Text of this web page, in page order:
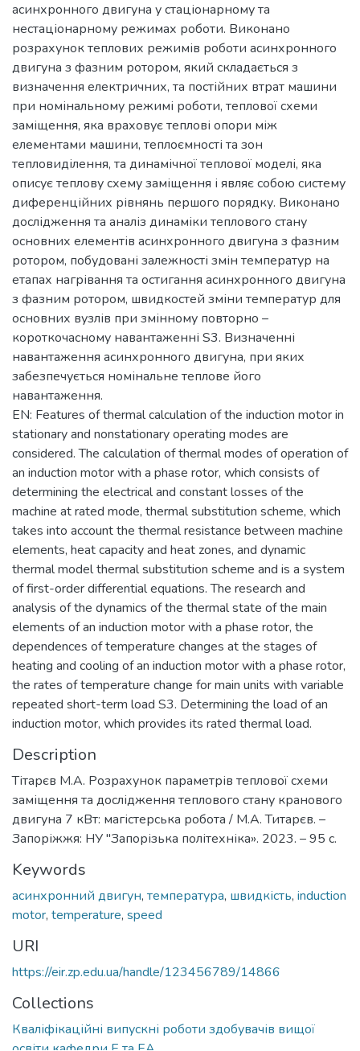
асинхронного двигуна у стаціонарному та
нестаціонарному режимах роботи. Виконано
розрахунок теплових режимів роботи асинхронного
двигуна з фазним ротором, який складається з
визначення електричних, та постійних втрат машини
при номінальному режимі роботи, теплової схеми
заміщення, яка враховує теплові опори між
елементами машини, теплоємності та зон
тепловиділення, та динамічної теплової моделі, яка
описує теплову схему заміщення і являє собою систему
диференційних рівнянь першого порядку. Виконано
дослідження та аналіз динаміки теплового стану
основних елементів асинхронного двигуна з фазним
ротором, побудовані залежності змін температур на
етапах нагрівання та остигання асинхронного двигуна
з фазним ротором, швидкостей зміни температур для
основних вузлів при змінному повторно –
короткочасному навантаженні S3. Визначенні
навантаження асинхронного двигуна, при яких
забезпечується номінальне теплове його
навантаження.
EN: Features of thermal calculation of the induction motor in
stationary and nonstationary operating modes are
considered. The calculation of thermal modes of operation of
an induction motor with a phase rotor, which consists of
determining the electrical and constant losses of the
machine at rated mode, thermal substitution scheme, which
takes into account the thermal resistance between machine
elements, heat capacity and heat zones, and dynamic
thermal model thermal substitution scheme and is a system
of first-order differential equations. The research and
analysis of the dynamics of the thermal state of the main
elements of an induction motor with a phase rotor, the
dependences of temperature changes at the stages of
heating and cooling of an induction motor with a phase rotor,
the rates of temperature change for main units with variable
repeated short-term load S3. Determining the load of an
induction motor, which provides its rated thermal load.
Description
Тітарєв М.А. Розрахунок параметрів теплової схеми
заміщення та дослідження теплового стану кранового
двигуна 7 кВт: магістерська робота / М.А. Титарєв. –
Запоріжжя: НУ "Запорізька політехніка». 2023. – 95 с.
Keywords
асинхронний двигун, температура, швидкість, induction
motor, temperature, speed
URI
https://eir.zp.edu.ua/handle/123456789/14866
Collections
Кваліфікаційні випускні роботи здобувачів вищої